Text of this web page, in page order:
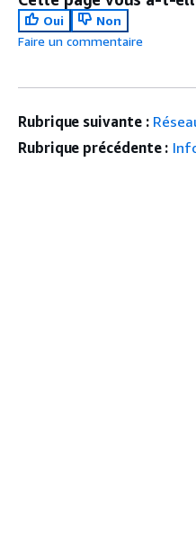
Oui
Non
Faire un commentaire
Rubrique suivante :
Rubrique précédente :